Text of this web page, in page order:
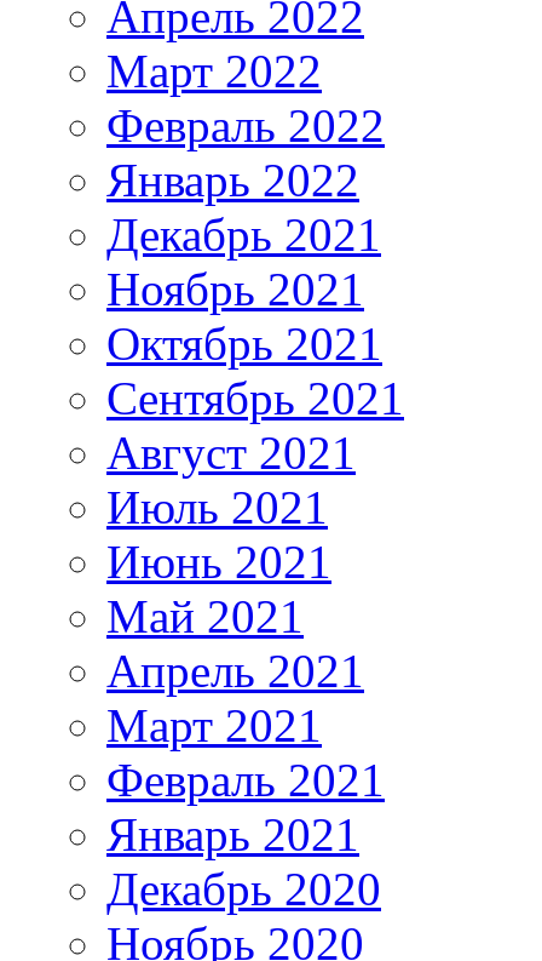
Апрель 2022
Март 2022
Февраль 2022
Январь 2022
Декабрь 2021
Ноябрь 2021
Октябрь 2021
Сентябрь 2021
Август 2021
Июль 2021
Июнь 2021
Май 2021
Апрель 2021
Март 2021
Февраль 2021
Январь 2021
Декабрь 2020
Ноябрь 2020